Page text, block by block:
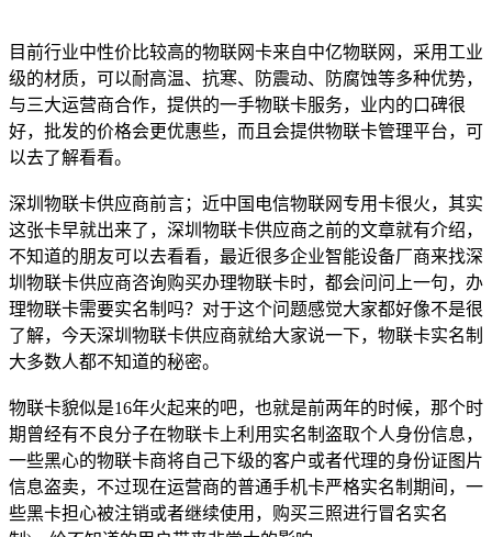
目前行业中性价比较高的物联网卡来自中亿物联网，采用工业
级的材质，可以耐高温、抗寒、防震动、防腐蚀等多种优势，
与三大运营商合作，提供的一手物联卡服务，业内的口碑很
好，批发的价格会更优惠些，而且会提供物联卡管理平台，可
以去了解看看。
深圳物联卡供应商前言；近中国电信物联网专用卡很火，其实
这张卡早就出来了，深圳物联卡供应商之前的文章就有介绍，
不知道的朋友可以去看看，最近很多企业智能设备厂商来找深
圳物联卡供应商咨询购买办理物联卡时，都会问问上一句，办
理物联卡需要实名制吗？对于这个问题感觉大家都好像不是很
了解，今天深圳物联卡供应商就给大家说一下，物联卡实名制
大多数人都不知道的秘密。
物联卡貌似是16年火起来的吧，也就是前两年的时候，那个时
期曾经有不良分子在物联卡上利用实名制盗取个人身份信息，
一些黑心的物联卡商将自己下级的客户或者代理的身份证图片
信息盗卖，不过现在运营商的普通手机卡严格实名制期间，一
些黑卡担心被注销或者继续使用，购买三照进行冒名实名